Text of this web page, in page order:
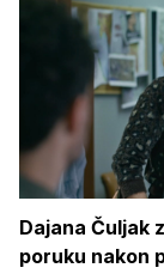
Dajana Čuljak
poruku nakon